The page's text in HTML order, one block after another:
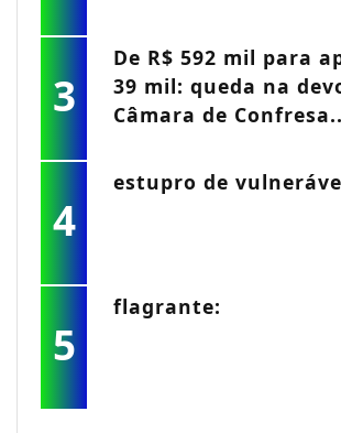
3
De R$ 592 mil para
39 mil: queda na
Câmara de
4
estupro de
5
flagrante: